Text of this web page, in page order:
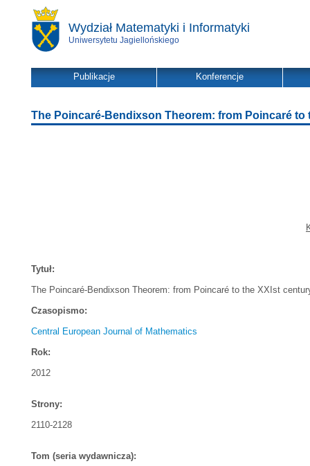
Wydział Matematyki i Informatyki
Uniwersytetu Jagiellońskiego
Publikacje Konferencje
The Poincaré-Bendixson Theorem: from Poincaré to
Tytuł:
The Poincaré-Bendixson Theorem: from Poincaré to the XXIst
Czasopismo:
Central European Journal of Mathematics
Rok:
2012
Strony:
2110-2128
Tom (seria wydawnicza):